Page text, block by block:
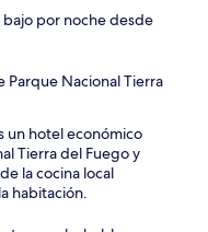
por noche desde
Parque Nacional Tierra
un hotel económico
Tierra del Fuego y
la cocina local
habitación.